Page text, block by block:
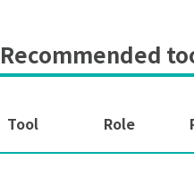
Recommended
Tool Role